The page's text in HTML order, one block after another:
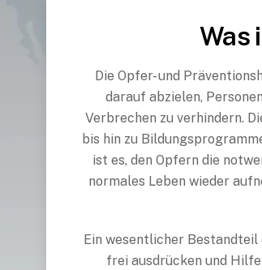
Was
Die Opfer- und
darauf abzielen,
Verbrechen zu verhindern.
bis hin zu
ist es, den Opfern die
normales Leben wieder
Ein wesentlicher
frei ausdrücken und